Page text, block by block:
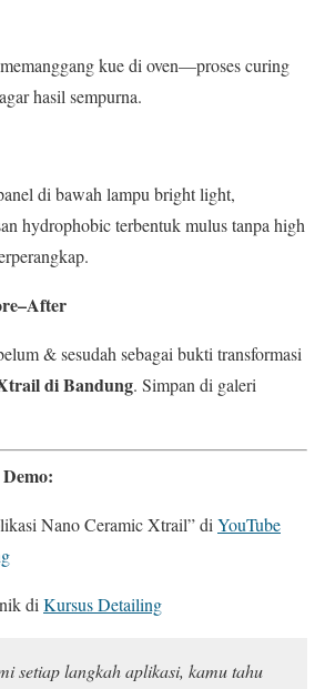
kue di oven—proses curing
hasil sempurna.
di bawah lampu bright light,
hydrophobic terbentuk mulus tanpa high
& sesudah sebagai bukti transformasi
di Bandung. Simpan di galeri
Nano Ceramic Xtrail” diYouTube
diKursus Detailing
setiap langkah aplikasi, kamu tahu